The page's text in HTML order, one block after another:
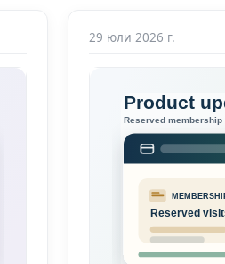
29 юли 2026 г.